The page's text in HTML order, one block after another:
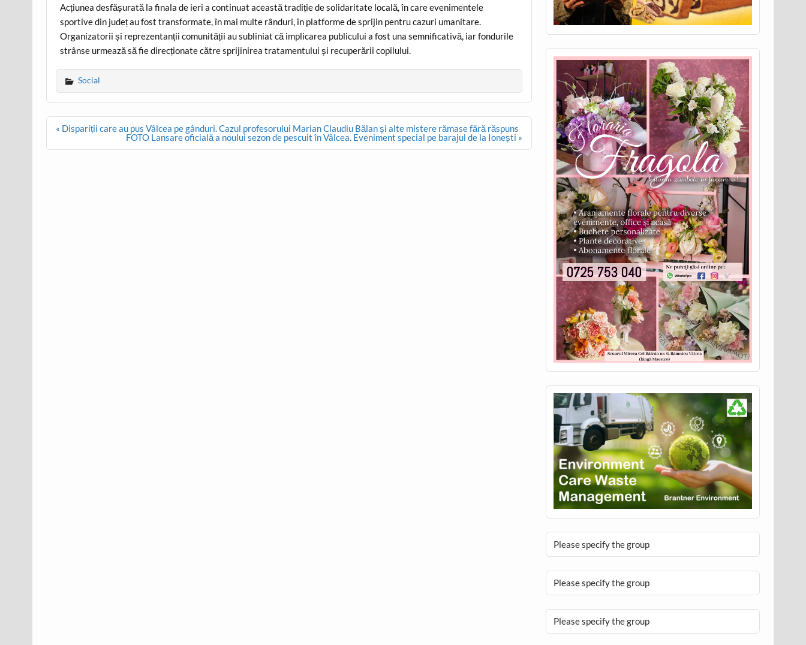
Acțiunea desfășurată la finala de ieri a continuat această tradiție de solidaritate locală, în care evenimentele
sportive din județ au fost transformate, în mai multe rânduri, în platforme de sprijin pentru cazuri umanitare.
Organizatorii și reprezentanții comunității au subliniat că implicarea publicului a fost una semnificativă, iar fondurile
strânse urmează să fie direcționate către sprijinirea tratamentului și recuperării copilului.
Social
Post
navigation
« Dispariții care au pus Vâlcea pe gânduri. Cazul profesorului Marian Claudiu Bălan și alte mistere rămase fără răspuns
FOTO Lansare oficială a noului sezon de pescuit în Vâlcea. Eveniment special pe barajul de la Ionești »
Please specify the group
Please specify the group
Please specify the group